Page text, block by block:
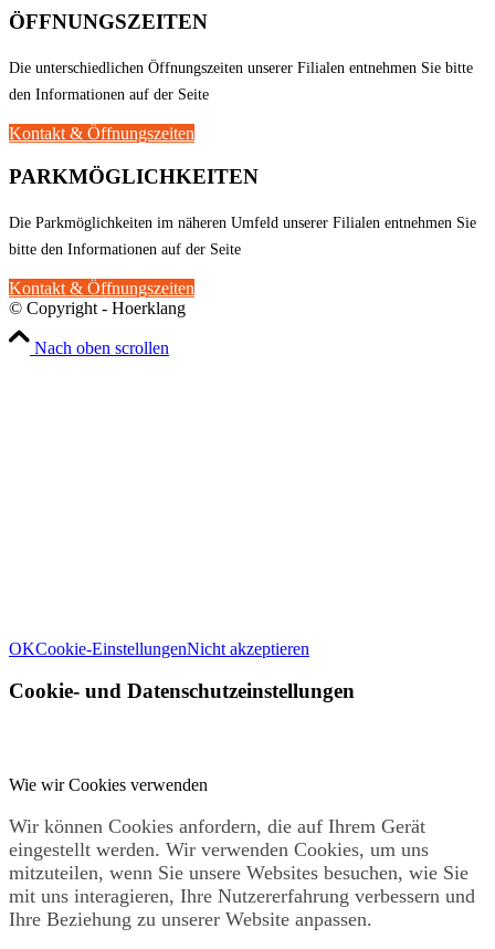
ÖFFNUNGSZEITEN
Die unterschiedlichen Öffnungszeiten unserer Filialen entnehmen Sie bitte
den Informationen auf der Seite
Kontakt & Öffnungszeiten
PARKMÖGLICHKEITEN
Die Parkmöglichkeiten im näheren Umfeld unserer Filialen entnehmen Sie
bitte den Informationen auf der Seite
Kontakt & Öffnungszeiten
© Copyright - Hoerklang
Nach oben scrollen
OKCookie-EinstellungenNicht akzeptieren
Cookie- und Datenschutzeinstellungen
Wie wir Cookies verwenden
Wir können Cookies anfordern, die auf Ihrem Gerät
eingestellt werden. Wir verwenden Cookies, um uns
mitzuteilen, wenn Sie unsere Websites besuchen, wie Sie
mit uns interagieren, Ihre Nutzererfahrung verbessern und
Ihre Beziehung zu unserer Website anpassen.